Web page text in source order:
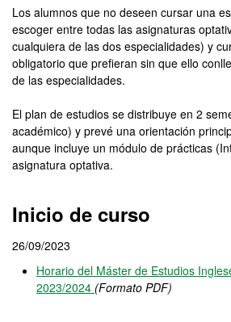
Los alumnos que no deseen cursar una
escoger entre todas las asignaturas
cualquiera de las dos especialidades) y
obligatorio que prefieran sin que ello
de las especialidades.
El plan de estudios se distribuye en 2
académico) y prevé una orientación
aunque incluye un módulo de prácticas
asignatura optativa.
Inicio de curso
26/09/2023
Horario del Máster de Estudios
2023/2024 (Formato PDF)